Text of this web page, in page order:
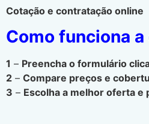
Cotação e contratação online
Como funciona
1 – Preencha o formulário
2 – Compare preços e
3 – Escolha a melhor oferta e